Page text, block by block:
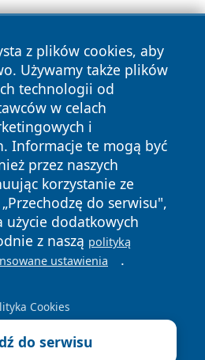
z plików cookies, aby
Używamy także plików
technologii od
w celach
i
Informacje te mogą być
przez naszych
korzystanie ze
do serwisu",
użycie dodatkowych
z naszą polityką
ustawienia .
Cookies
do serwisu
Wszystkie prawa
Polityka
Cookies